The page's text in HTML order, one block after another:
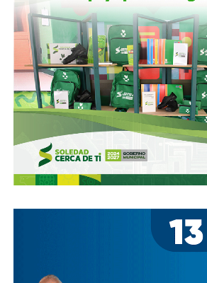
y jul. 2021; Folleto Informativo
de Valores, may. 2021).
Si bien todos estos empresarios se
ocasiones (en 2017 ganaron la
el ahora cancelado Aeropuerto de
se otorgó la concesión para la
Realito, ni Slim ni Martínez ni los
Televisa tenían sus actuales
lo que se podría decir que ésta fue
dejando el control de la presa en las
al menos tres
modificar el contrato se han hecho
Agua abrió un expediente que no